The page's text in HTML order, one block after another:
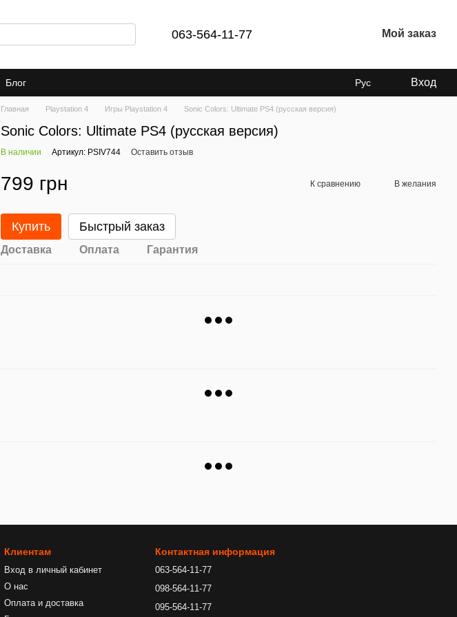
063-564-11-77 Мой заказ
Блог Рус Вход
Главная Playstation 4 Игры Playstation 4 Sonic Colors: Ultimate PS4 (русская версия)
Sonic Colors: Ultimate PS4 (русская версия)
В наличии Артикул: PSIV744 Оставить отзыв
799 грн К сравнению В желания
Купить Быстрый заказ
Доставка Оплата Гарантия
Клиентам
Вход в личный кабинет
О нас
Оплата и доставка
Контактная информация
063-564-11-77
098-564-11-77
095-564-11-77